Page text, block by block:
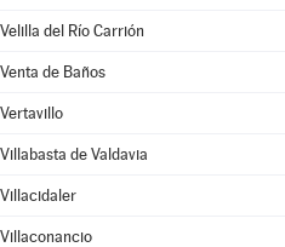
Velilla del Río Carrión
Venta de Baños
Vertavillo
Villabasta de Valdavia
Villacidaler
Villaconancio